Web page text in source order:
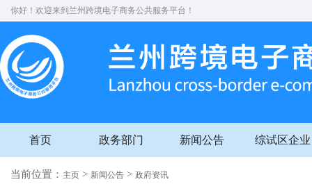
你好！欢迎来到兰州跨境电子商务公共服务平台！
首页 政务部门 新闻公告 综试区企业
当前位置： 主页 > 新闻公告 > 政府资讯